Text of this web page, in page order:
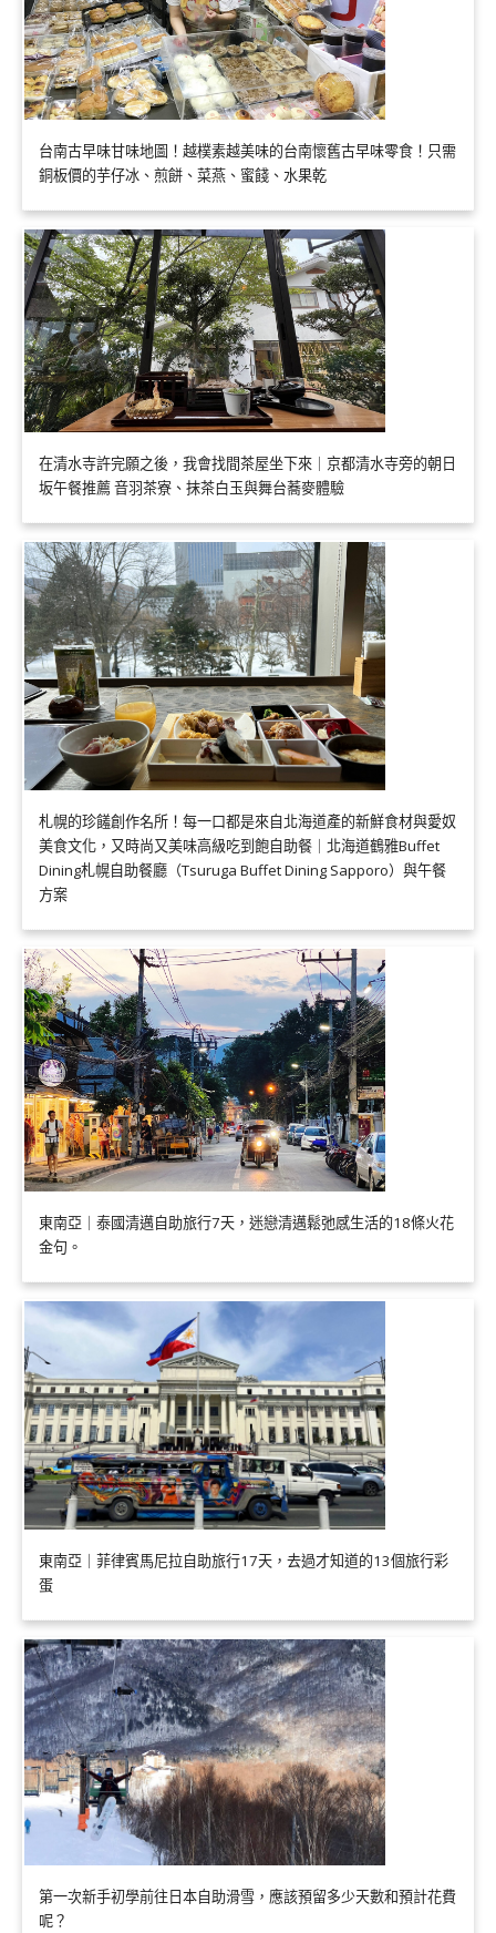
台南古早味甘味地圖！越樸素越美味的台南懷舊古早味零食！只需
銅板價的芋仔冰、煎餅、菜燕、蜜餞、水果乾
在清水寺許完願之後，我會找間茶屋坐下來｜京都清水寺旁的朝日
坂午餐推薦 音羽茶寮、抹茶白玉與舞台蕎麥體驗
札幌的珍饈創作名所！每一口都是來自北海道產的新鮮食材與愛奴
美食文化，又時尚又美味高級吃到飽自助餐｜北海道鶴雅Buffet
Dining札幌自助餐廳（Tsuruga Buffet Dining Sapporo）與午餐
方案
東南亞｜泰國清邁自助旅行7天，迷戀清邁鬆弛感生活的18條火花
金句。
東南亞｜菲律賓馬尼拉自助旅行17天，去過才知道的13個旅行彩
蛋
第一次新手初學前往日本自助滑雪，應該預留多少天數和預計花費
呢？